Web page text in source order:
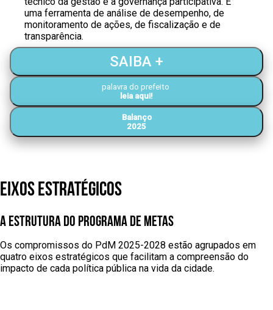
uma ferramenta de análise de desempenho, de
monitoramento de ações, de fiscalização e de
transparência.
SAIBA +
palavra do prefeito
leia aqui!
Balanço
2025
eixos estratégicos
a estrutura do programa de metas
Os compromissos do PdM 2025-2028 estão agrupados em
quatro eixos estratégicos que facilitam a compreensão do
impacto de cada política pública na vida da cidade.